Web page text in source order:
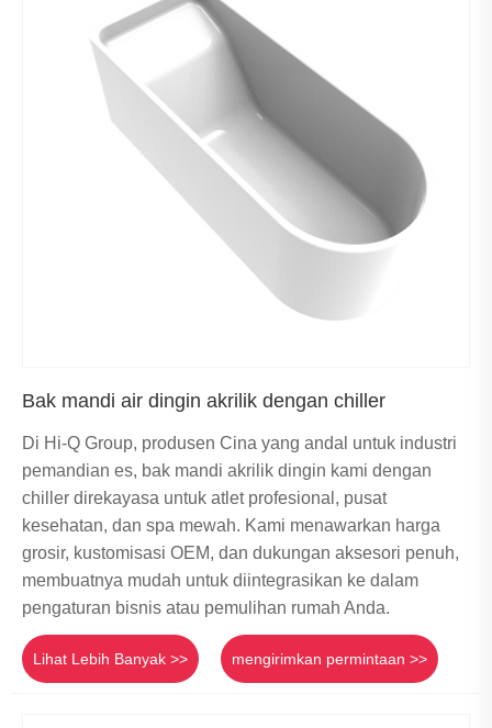
Bak mandi air dingin akrilik dengan chiller
Di Hi-Q Group, produsen Cina yang andal untuk industri
pemandian es, bak mandi akrilik dingin kami dengan
chiller direkayasa untuk atlet profesional, pusat
kesehatan, dan spa mewah. Kami menawarkan harga
grosir, kustomisasi OEM, dan dukungan aksesori penuh,
membuatnya mudah untuk diintegrasikan ke dalam
pengaturan bisnis atau pemulihan rumah Anda.
Lihat Lebih Banyak >> mengirimkan permintaan >>